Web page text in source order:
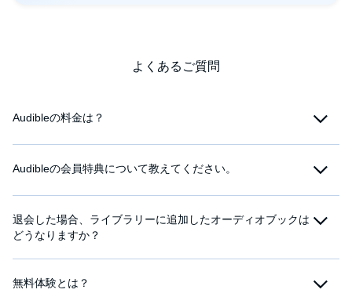
よくあるご質問
Audibleの料金は？
Audibleの会員特典について教えてください。
退会した場合、ライブラリーに追加したオーディオブックは
どうなりますか？
無料体験とは？